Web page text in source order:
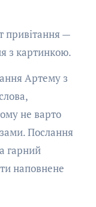
—
з картинкою.
Артему з
не варто
Послання
гарний
наповнене